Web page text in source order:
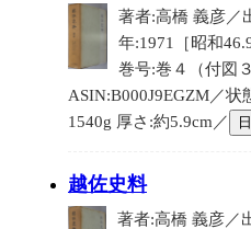
著者:高橋 義彦／
年:1971［昭和
巻号:巻４（付図
ASIN:B000J9EGZM／
1540g 厚さ:約5.9cm／
越佐史料
著者:高橋 義彦／